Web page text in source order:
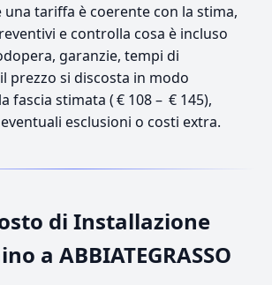
una tariffa è coerente con la stima,
e controlla cosa è incluso
garanzie, tempi di
prezzo si discosta in modo
fascia stimata ( € 108 – € 145),
esclusioni o costi extra.
di Installazione
a ABBIATEGRASSO